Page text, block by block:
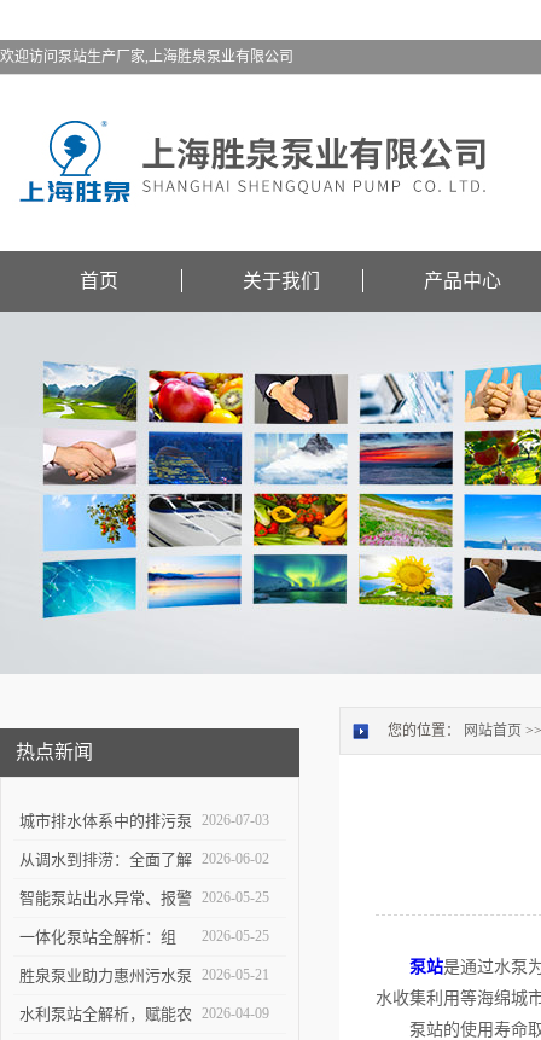
欢迎访问泵站生产厂家,上海胜泉泵业有限公司
首页 关于我们 产品中心
热点新闻
城市排水体系中的排污泵
站：功能定位与维护策略
2026-07-03
从调水到排涝：全面了解
大型泵站的功能与构造
2026-06-02
智能泵站出水异常、报警
频发怎么办？
2026-05-25
一体化泵站全解析：组
成、优势与应用实操指南
2026-05-25
胜泉泵业助力惠州污水泵
站项目落地
2026-05-21
水利泵站全解析，赋能农 2026-04-09
您的位置： 网站首页
泵站是通过水泵
水收集利用等海绵城
泵站的使用寿命取